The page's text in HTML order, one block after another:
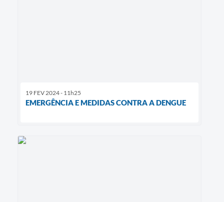
19 FEV 2024 - 11h25
EMERGÊNCIA E MEDIDAS CONTRA A DENGUE